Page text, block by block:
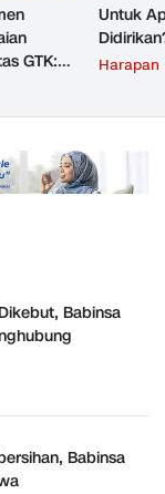
GTK:
Untuk
Harapan
Babinsa
Babinsa